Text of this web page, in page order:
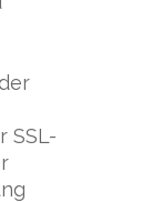
SSL-